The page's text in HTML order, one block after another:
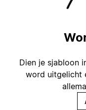
Dien je sjabloon
word uitgelicht